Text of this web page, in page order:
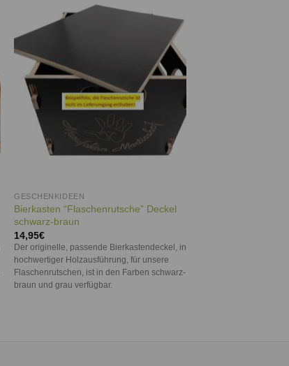
Auf die
GESCHENKIDEEN
Bierkasten “Flaschenrutsche” Deckel
schwarz-braun
14,95€
Der originelle, passende Bierkastendeckel, in
hochwertiger Holzausführung, für unsere
Flaschenrutschen, ist in den Farben schwarz-
braun und grau verfügbar.